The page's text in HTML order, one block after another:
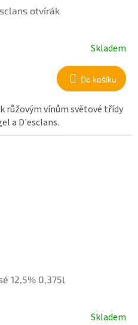
otvírák
Skladem
Do košíku
růžovým vínům světové třídy
a D'esclans.
12,5% 0,375l
Skladem